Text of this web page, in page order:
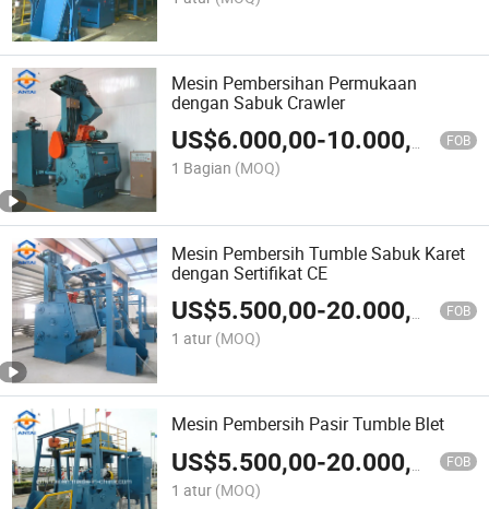
Mesin Pembersihan Permukaan
dengan Sabuk Crawler
US$6.000,00-10.000,00 FOB
1 Bagian (MOQ)
Mesin Pembersih Tumble Sabuk Karet
dengan Sertifikat CE
US$5.500,00-20.000,00 FOB
1 atur (MOQ)
Mesin Pembersih Pasir Tumble Blet
US$5.500,00-20.000,00 FOB
1 atur (MOQ)